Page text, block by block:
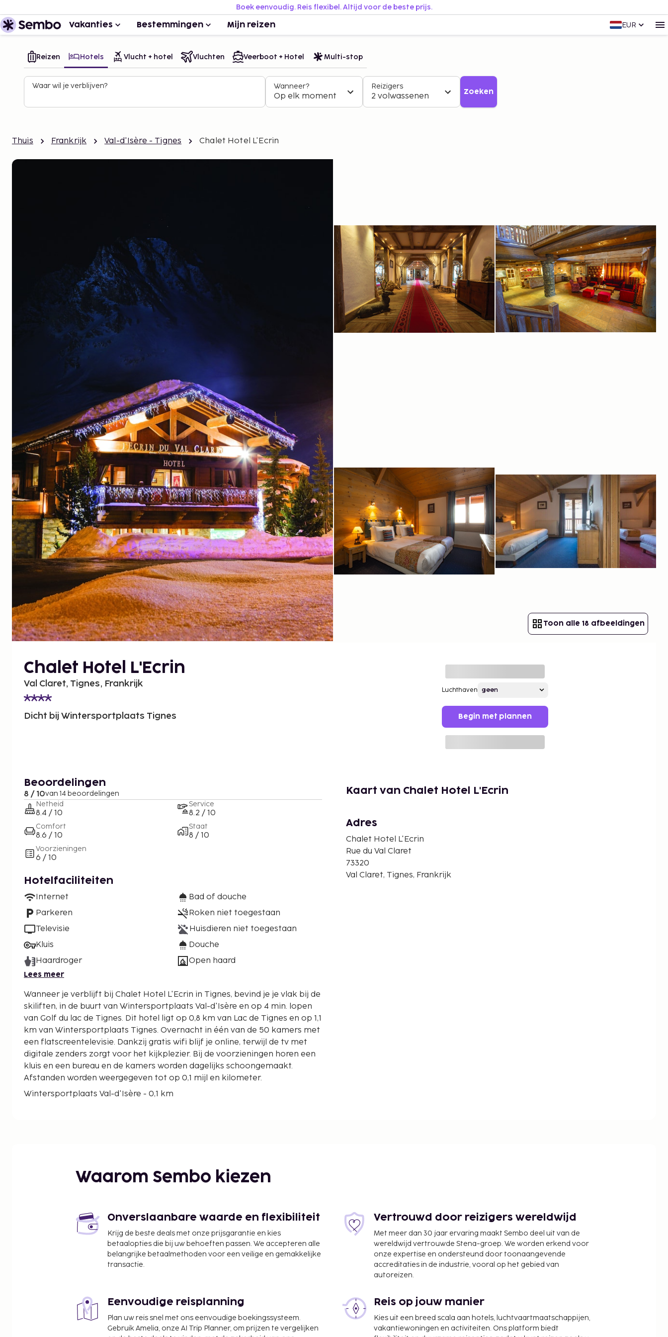
Boek eenvoudig. Reis flexibel. Altijd voor de beste prijs.
Vakanties Bestemmingen Mijn reizen EUR
Reizen Hotels Vlucht + hotel Vluchten Veerboot + Hotel Multi-stop
Waar wil je verblijven? Wanneer?
Op elk moment
Reizigers
2 volwassenen Zoeken
Thuis Frankrijk Val-d'Isère - Tignes Chalet Hotel L'Ecrin
Toon alle 18 afbeeldingen
Chalet Hotel L'Ecrin
Val Claret, Tignes, Frankrijk
Dicht bij Wintersportplaats Tignes
Luchthaven
Begin met plannen
Beoordelingen
8 / 10van 14 beoordelingen
Netheid
8.4 / 10
Comfort
8.6 / 10
Voorzieningen
6 / 10
Service
8.2 / 10
Staat
8 / 10
Hotelfaciliteiten
Internet
Parkeren
Televisie
Kluis
Haardroger
Bad of douche
Roken niet toegestaan
Huisdieren niet toegestaan
Douche
Open haard
Lees meer
Wanneer je verblijft bij Chalet Hotel L'Ecrin in Tignes, bevind je je vlak bij de
skiliften, in de buurt van Wintersportplaats Val-d'Isère en op 4 min. lopen
van Golf du lac de Tignes. Dit hotel ligt op 0,8 km van Lac de Tignes en op 1,1
km van Wintersportplaats Tignes. Overnacht in één van de 50 kamers met
een flatscreentelevisie. Dankzij gratis wifi blijf je online, terwijl de tv met
digitale zenders zorgt voor het kijkplezier. Bij de voorzieningen horen een
kluis en een bureau en de kamers worden dagelijks schoongemaakt.
Afstanden worden weergegeven tot op 0,1 mijl en kilometer.
Wintersportplaats Val-d'Isère - 0,1 km
Rosset-skilift - 1,8 km
Chaudannes-skilift - 2,4 km
Col de Vès - 3,9 km
Aiguille Percée - 4,6 km
Lyon (LYS-Saint-Exupery) - 219,3 km
Enkele van de voorzieningen zijn een snelle uitcheckservice, meertalig
personeel en een bagageopslagruimte. Ter plaatse heb je
Kaart van Chalet Hotel L'Ecrin
Adres
Chalet Hotel L'Ecrin
Rue du Val Claret
73320
Val Claret, Tignes, Frankrijk
Waarom Sembo kiezen
Onverslaanbare waarde en flexibiliteit
Krijg de beste deals met onze prijsgarantie en kies
betaalopties die bij uw behoeften passen. We accepteren alle
belangrijke betaalmethoden voor een veilige en gemakkelijke
transactie.
Vertrouwd door reizigers wereldwijd
Met meer dan 30 jaar ervaring maakt Sembo deel uit van de
wereldwijd vertrouwde Stena-groep. We worden erkend voor
onze expertise en ondersteund door toonaangevende
accreditaties in de industrie, vooral op het gebied van
autoreizen.
Eenvoudige reisplanning
Plan uw reis snel met ons eenvoudige boekingssysteem.
Gebruik Amelia, onze AI Trip Planner, om prijzen te vergelijken
Reis op jouw manier
Kies uit een breed scala aan hotels, luchtvaartmaatschappijen,
vakantiewoningen en activiteiten. Ons platform biedt